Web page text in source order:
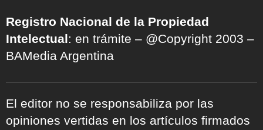
Registro Nacional de la Propiedad
Intelectual: en trámite – @Copyright 2003 –
BAMedia Argentina
El editor no se responsabiliza por las
opiniones vertidas en los artículos firmados